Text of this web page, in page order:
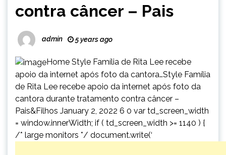
contra câncer – Pais
admin 5 years ago
Home Style Família de Rita Lee recebe
apoio da internet após foto da cantora…Style Família
de Rita Lee recebe apoio da internet após foto da
cantora durante tratamento contra câncer –
Pais&Filhos January 2, 2022 6 0 var td_screen_width
= window.innerWidth; if ( td_screen_width >= 1140 ) {
/* large monitors */ document.write(‘